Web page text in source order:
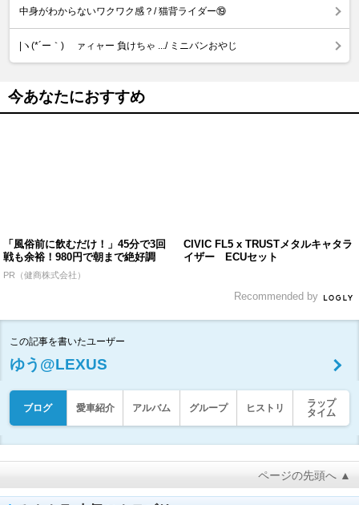
中身がわからないワクワク感？/ 猫背ライダー⑲
|ヽ(*´ー｀)ゞ ァィャー 負けちゃ .../ ミニバンおやじ
今あなたにおすすめ
「風俗前に飲むだけ！」45分で3回
戦も余裕！980円で朝まで絶好調
PR（健商株式会社）
CIVIC FL5 x TRUSTメタルキャタラ
イザー ECUセット
Recommended by
この記事を書いたユーザー
ゆう@LEXUS
ブログ 愛車紹介 アルバム グループ ヒストリ
ラップ
タイム
ページの先頭へ ▲